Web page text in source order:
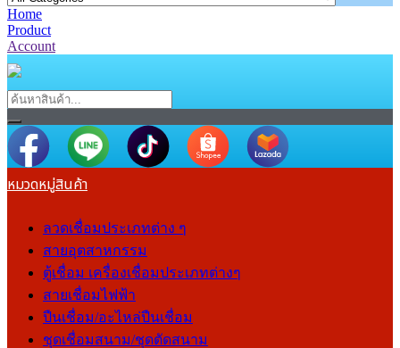
Home
Product
Account
หมวดหมู่สินค้า
ลวดเชื่อมประเภทต่าง ๆ
สายอุตสาหกรรม
ตู้เชื่อม เครื่องเชื่อมประเภทต่างๆ
สายเชื่อมไฟฟ้า
ปืนเชื่อม/อะไหล่ปืนเชื่อม
ชุดเชื่อมสนาม/ชุดตัดสนาม